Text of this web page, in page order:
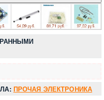
ПРОЧАЯ ЭЛЕКТРОНИКА